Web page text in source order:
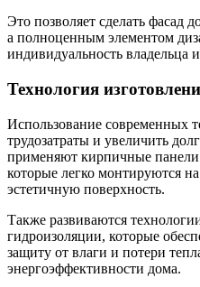
Это позволяет сделать фасад
а полноценным элементом
индивидуальность владельца
Технология
Использование современных
трудозатраты и увеличить
применяют кирпичные
которые легко монтируются
эстетичную поверхность.
Также развиваются
гидроизоляции, которые
защиту от влаги и потери
энергоэффективности дома.